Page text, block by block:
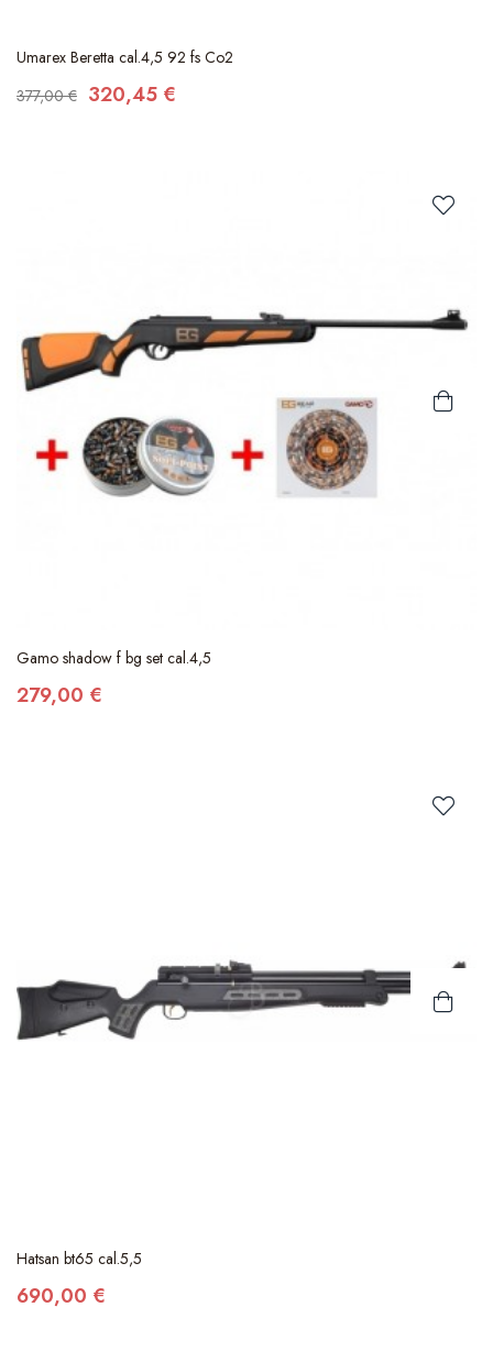
Umarex Beretta cal.4,5 92 fs Co2
377,00 € 320,45 €
Gamo shadow f bg set cal.4,5
279,00 €
Hatsan bt65 cal.5,5
690,00 €